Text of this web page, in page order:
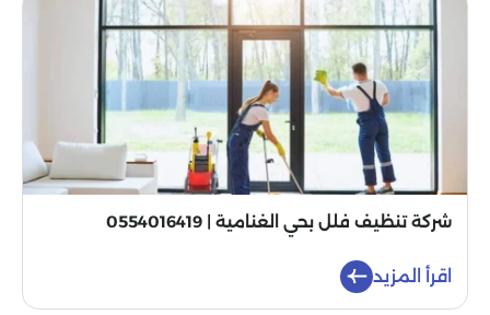
شركة تنظيف فلل بحي الغنامية | 0554016419
اقرأ المزيد